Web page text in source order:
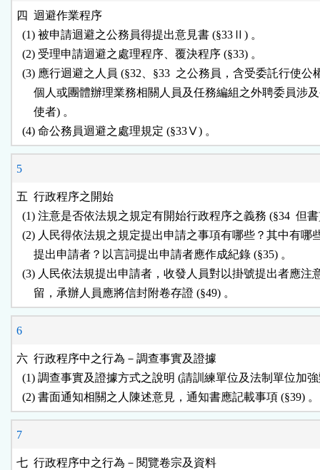
四  迴避作業程序
  (1) 被申請迴避之公務員得提出意見書 (§33Ⅱ) 。
  (2) 受理申請迴避之處理程序、覆決程序 (§33) 。
(3) 應行迴避之人員 (§32、§33  之公務員，含受委託行使公
個人或團體辦理業務相關人員及任務編組之外聘委員涉
      使者) 。
5
五  行政程序之開始
(1) 注意是否依法規之規定有開始行政程序之義務 (§34  但書
(2) 人民得依法規之規定提出申請之事項有哪些？其中有哪
      提出申請者？以言詞提出申請者應作成紀錄 (§35) 。
(3) 人民依法規提出申請者，收發人員對以掛號提出者應注
6
六  行政程序中之行為－調查事實及證據
(1) 調查事實及證據方式之說明 (請訓練單位及法制單位加強
7
七  行政程序中之行為－閱覽卷宗及資料